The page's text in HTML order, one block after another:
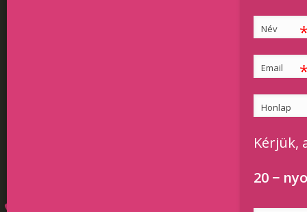
Név
Email
Honlap
Kérjük,
20 −